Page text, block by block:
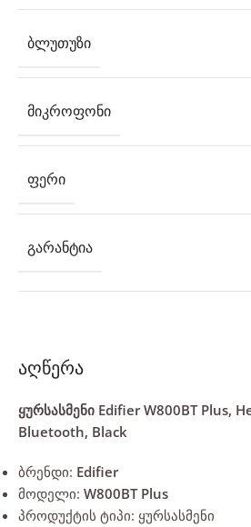
აღწერა
ყურსასმენი Edifier W800BT Plus,
Bluetooth, Black
ბრენდი: Edifier
მოდელი: W800BT Plus
პროდუქტის ტიპი: ყურსასმენი
ᲑᲚᲣᲗᲣᲖᲘ
ᲛᲘᲙᲠᲝᲤᲝᲜᲘ
ᲤᲔᲠᲘ
ᲒᲐᲠᲐᲜᲢᲘᲐ